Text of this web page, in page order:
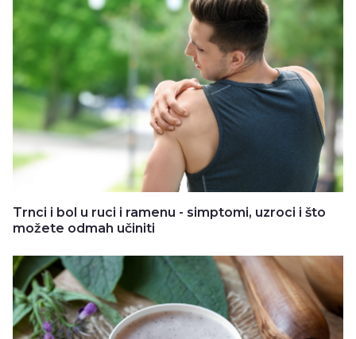
Trnci i bol u ruci i ramenu - simptomi, uzroci i što
možete odmah učiniti